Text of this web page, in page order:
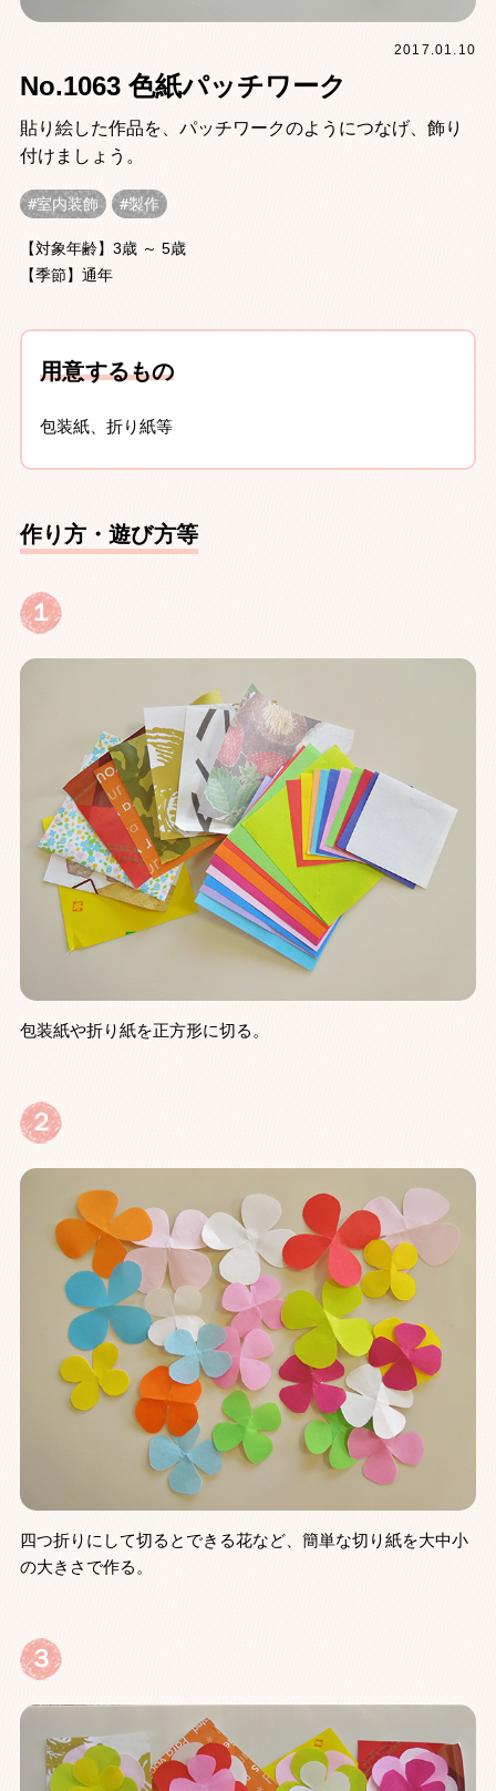
2017.01.10
No.1063 色紙パッチワーク
貼り絵した作品を、パッチワークのようにつなげ、飾り
付けましょう。
室内装飾 製作
【対象年齢】3歳 ～ 5歳
【季節】通年
用意するもの
包装紙、折り紙等
作り方・遊び方等
１
包装紙や折り紙を正方形に切る。
２
四つ折りにして切るとできる花など、簡単な切り紙を大中小
の大きさで作る。
３